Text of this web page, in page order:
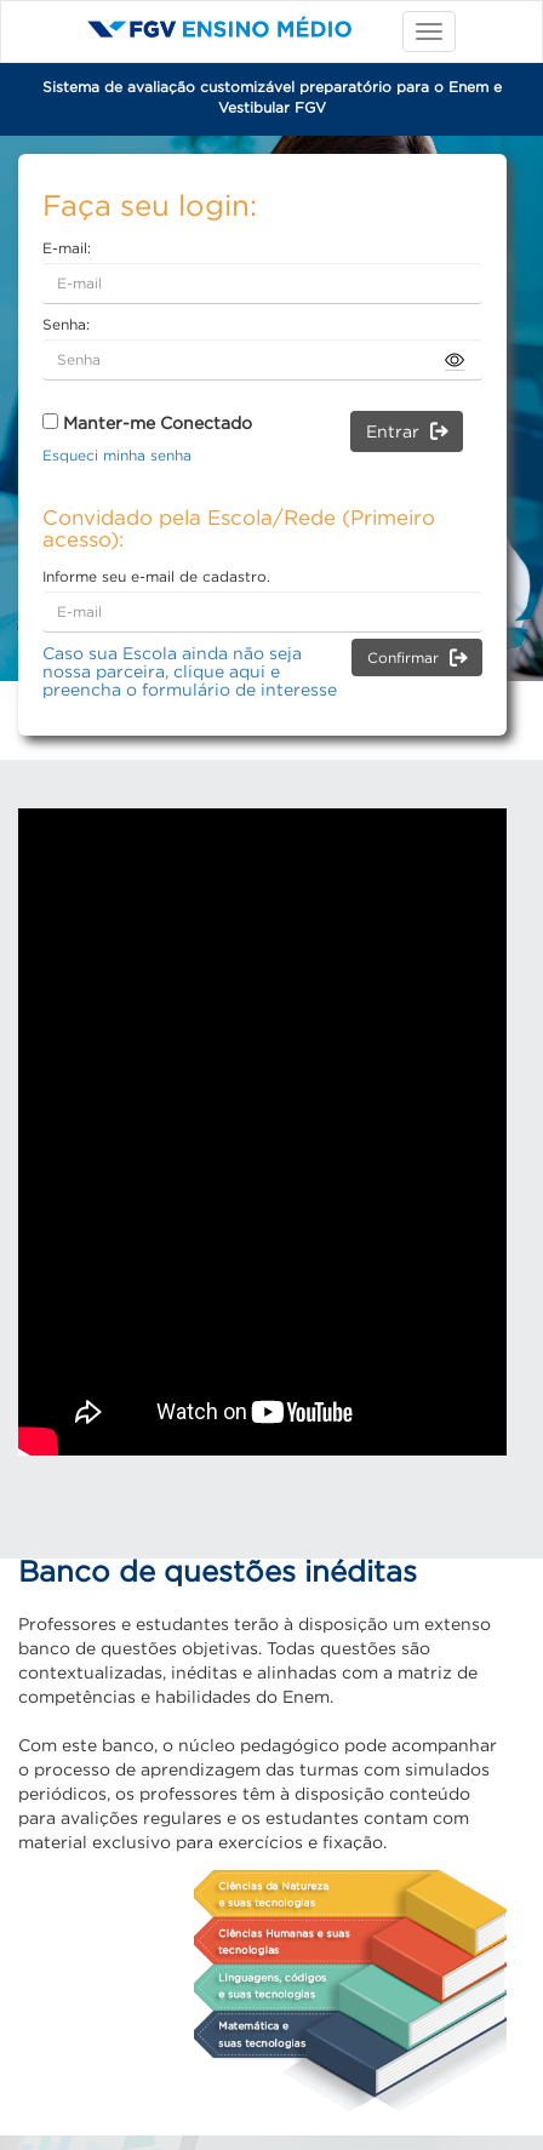
Sistema de avaliação customizável preparatório para o Enem e
Vestibular FGV
Faça seu login:
E-mail:
Senha:
Entrar
Manter-me Conectado
Esqueci minha senha
Convidado pela Escola/Rede (Primeiro
acesso):
Informe seu e-mail de cadastro.
Confirmar
Caso sua Escola ainda não seja
nossa parceira, clique aqui e
preencha o formulário de interesse
Banco de questões inéditas
Professores e estudantes terão à disposição um extenso
banco de questões objetivas. Todas questões são
contextualizadas, inéditas e alinhadas com a matriz de
competências e habilidades do Enem.
Com este banco, o núcleo pedagógico pode acompanhar
o processo de aprendizagem das turmas com simulados
periódicos, os professores têm à disposição conteúdo
para avalições regulares e os estudantes contam com
material exclusivo para exercícios e fixação.